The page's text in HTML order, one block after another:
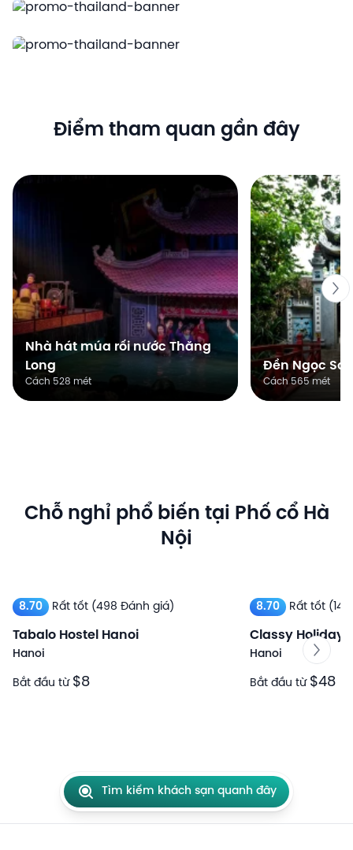
Điểm tham quan gần đây
Nhà hát múa rối nước Thăng
Long
Cách 528 mét
Đền Ngọc
Cách 565 mét
Chỗ nghỉ phổ biến tại Phố cổ Hà
Nội
8.70 Rất tốt (498 Đánh giá)
Tabalo Hostel Hanoi
Hanoi
Bắt đầu từ $8
8.70 Rất tốt
Classy Holiday
Hanoi
Bắt đầu từ $48
Tìm kiếm khách sạn quanh đây